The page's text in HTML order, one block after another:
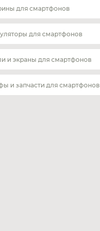
для смартфонов
для смартфонов
и экраны для смартфонов
и запчасти для смартфонов